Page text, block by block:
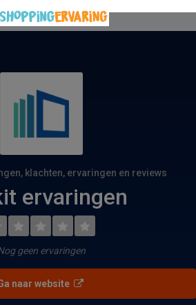
klachten, ervaringen en reviews
ervaringen
geen ervaringen
naar website